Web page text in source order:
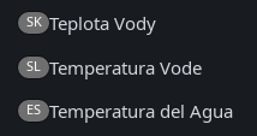
SK Teplota Vody
SL Temperatura Vode
ES Temperatura del Agua